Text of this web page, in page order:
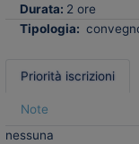
Durata: 2 ore
Tipologia:
Priorità iscrizioni
Note
nessuna